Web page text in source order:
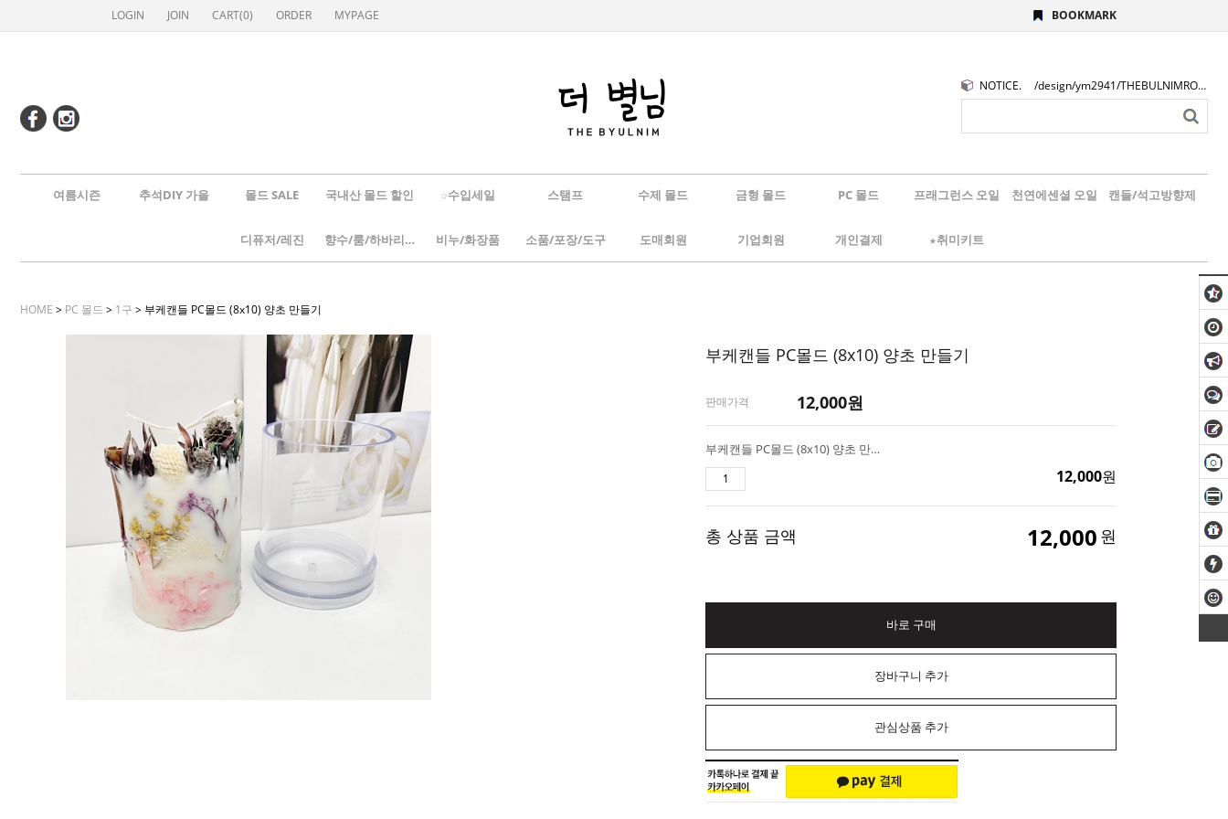
LOGIN JOIN CART(0) ORDER MYPAGE BOOKMARK
NOTICE. /design/ym2941/THEBULNIMROGO.png
여름시즌 추석DIY 가을 몰드 SALE 국내산 몰드 할인 ☆수입세일 스탬프 수제 몰드 금형 몰드 PC 몰드 프래그런스 오일 천연에센셜 오일 캔들/석고방향제
디퓨저/레진 향수/룸/하바리움 비누/화장품 소품/포장/도구 도매회원 기업회원 개인결제 ★취미키트
HOME > PC 몰드 > 1구 > 부케캔들 PC몰드 (8x10) 양초 만들기
부케캔들 PC몰드 (8x10) 양초 만들기
판매가격 12,000원
부케캔들 PC몰드 (8x10) 양초 만들기
12,000원
총 상품 금액 12,000 원
바로 구매
장바구니 추가
관심상품 추가